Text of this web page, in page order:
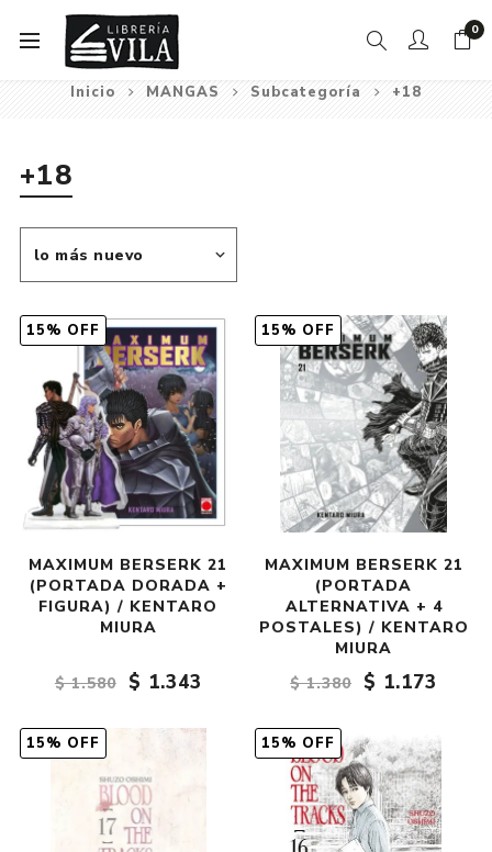
0
Inicio MANGAS Subcategoría +18
+18
15% OFF
MAXIMUM BERSERK 21
(PORTADA DORADA +
FIGURA) / KENTARO
MIURA
$ 1.580 $ 1.343
15% OFF
MAXIMUM BERSERK 21
(PORTADA
ALTERNATIVA + 4
POSTALES) / KENTARO
MIURA
$ 1.380
$ 1.173
15% OFF 15% OFF